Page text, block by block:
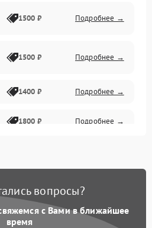
1500 ₽ Подробнее →
1500 ₽ Подробнее →
1400 ₽ Подробнее →
1800 ₽ Подробнее →
1800 ₽ Подробнее →
вопросы?
с Вами в ближайшее
время